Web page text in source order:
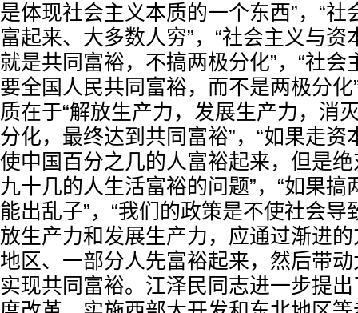
是体现社会主义本质的一个东西”，“社
富起来、大多数人穷”，“社会主义与资
就是共同富裕，不搞两极分化”，“社会
要全国人民共同富裕，而不是两极分化
质在于“解放生产力，发展生产力，消
分化，最终达到共同富裕”，“如果走资
使中国百分之几的人富裕起来，但是
九十几的人生活富裕的问题”，“如果
能出乱子”，“我们的政策是不使社会导
放生产力和发展生产力，应通过渐进
地区、一部分人先富裕起来，然后带
实现共同富裕。江泽民同志进一步提